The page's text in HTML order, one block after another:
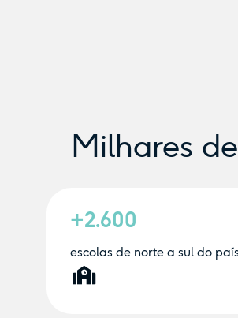
Milhares
+2.600
escolas de norte a sul do